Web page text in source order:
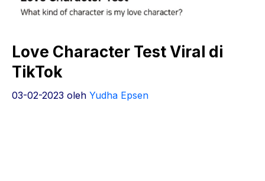
Love Character Test Viral di
TikTok
03-02-2023 oleh Yudha Epsen